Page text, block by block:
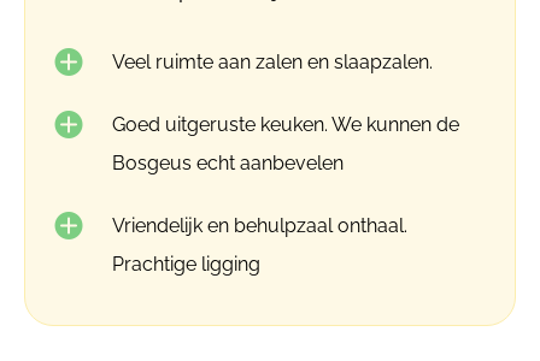
Veel ruimte aan zalen en slaapzalen.
Goed uitgeruste keuken. We kunnen de
Bosgeus echt aanbevelen
Vriendelijk en behulpzaal onthaal.
Prachtige ligging